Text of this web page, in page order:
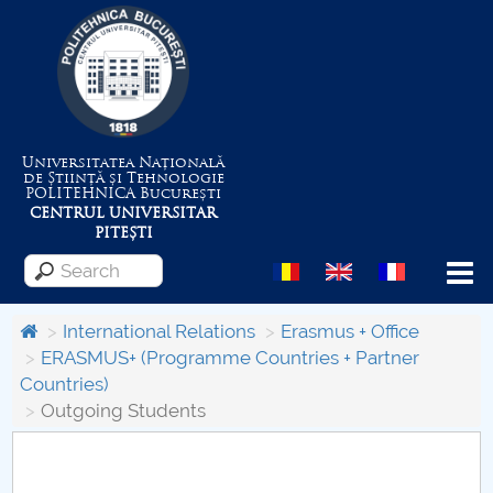
Universitatea Națională
de Știință și Tehnologie
POLITEHNICABucurești
CENTRUL UNIVERSITAR
PITEȘTI
Menu
About the University
Centrul de Management al Proiectelor
International Relations
Erasmus + Office
ERASMUS+ (Programme Countries + Partner
Countries)
Outgoing Students